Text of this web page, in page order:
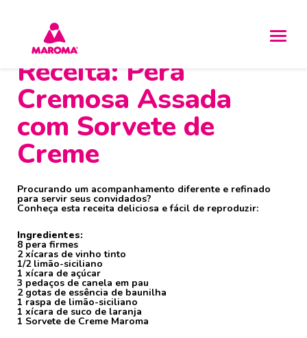
Receita: Pera
Cremosa Assada
com Sorvete de
Creme
Procurando um acompanhamento diferente e refinado
para servir seus convidados?
Conheça esta receita deliciosa e fácil de reproduzir:
Ingredientes:
8 pera firmes
2 xícaras de vinho tinto
1/2 limão-siciliano
1 xícara de açúcar
3 pedaços de canela em pau
2 gotas de essência de baunilha
1 raspa de limão-siciliano
1 xícara de suco de laranja
1 Sorvete de Creme Maroma